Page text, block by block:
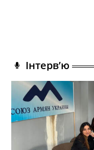
Інтерв’ю